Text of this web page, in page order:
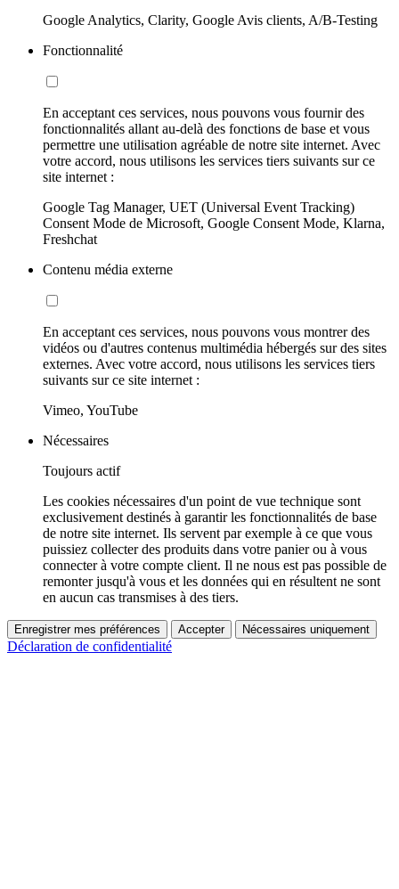
Google Analytics, Clarity, Google Avis clients, A/B-Testing
Fonctionnalité
En acceptant ces services, nous pouvons vous fournir des
fonctionnalités allant au-delà des fonctions de base et vous
permettre une utilisation agréable de notre site internet. Avec
votre accord, nous utilisons les services tiers suivants sur ce
site internet :
Google Tag Manager, UET (Universal Event Tracking)
Consent Mode de Microsoft, Google Consent Mode, Klarna,
Freshchat
Contenu média externe
En acceptant ces services, nous pouvons vous montrer des
vidéos ou d'autres contenus multimédia hébergés sur des sites
externes. Avec votre accord, nous utilisons les services tiers
suivants sur ce site internet :
Vimeo, YouTube
Nécessaires
Toujours actif
Les cookies nécessaires d'un point de vue technique sont
exclusivement destinés à garantir les fonctionnalités de base
de notre site internet. Ils servent par exemple à ce que vous
puissiez collecter des produits dans votre panier ou à vous
connecter à votre compte client. Il ne nous est pas possible de
remonter jusqu'à vous et les données qui en résultent ne sont
en aucun cas transmises à des tiers.
Enregistrer mes préférences Accepter Nécessaires uniquement
Déclaration de confidentialité